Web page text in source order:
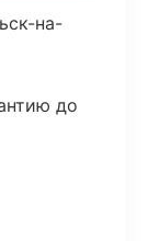
на-
до